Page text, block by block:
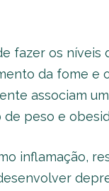
fazer os níveis
da fome e
associam
peso e
inflamação,